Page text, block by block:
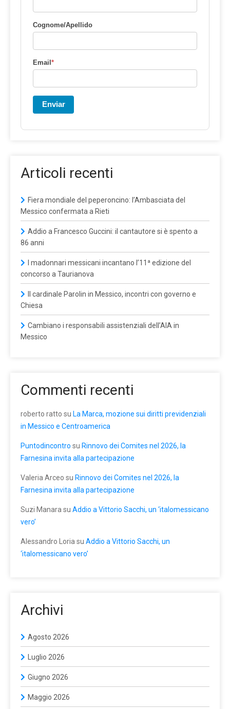
Cognome/Apellido
Email *
Enviar
Articoli recenti
Fiera mondiale del peperoncino: l’Ambasciata del
Messico confermata a Rieti
Addio a Francesco Guccini: il cantautore si è spento a
86 anni
I madonnari messicani incantano l’11ª edizione del
concorso a Taurianova
Il cardinale Parolin in Messico, incontri con governo e
Chiesa
Cambiano i responsabili assistenziali dell’AIA in
Messico
Commenti recenti
roberto ratto su La Marca, mozione sui diritti previdenziali
in Messico e Centroamerica
Puntodincontro su Rinnovo dei Comites nel 2026, la
Farnesina invita alla partecipazione
Valeria Arceo su Rinnovo dei Comites nel 2026, la
Farnesina invita alla partecipazione
Suzi Manara su Addio a Vittorio Sacchi, un ‘italomessicano
vero’
Alessandro Loria su Addio a Vittorio Sacchi, un
‘italomessicano vero’
Archivi
Agosto 2026
Luglio 2026
Giugno 2026
Maggio 2026